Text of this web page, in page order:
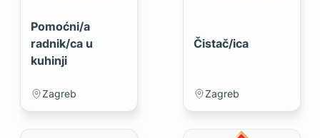
Pomoćni/a
radnik/ca u
kuhinji
Zagreb
Čistač/ica
Zagreb